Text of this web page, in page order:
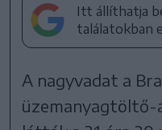
Itt állíthatja
találatokban
A nagyvadat a
üzemanyagtöltő-